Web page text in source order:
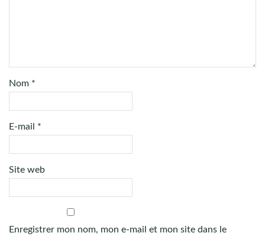
Nom *
E-mail *
Site web
Enregistrer mon nom, mon e-mail et mon site dans le